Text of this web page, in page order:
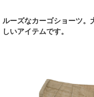
ルーズなカーゴショーツ。
しいアイテムです。